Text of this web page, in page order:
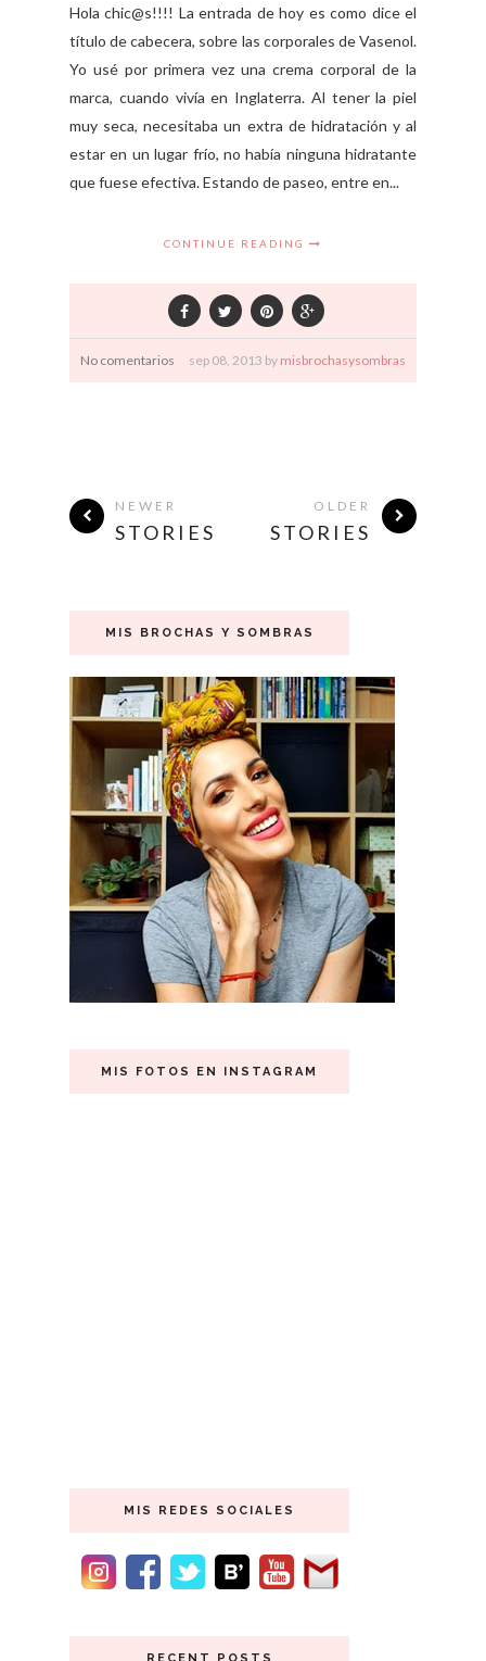
Hola chic@s!!!! La entrada de hoy es como dice el
título de cabecera, sobre las corporales de Vasenol.
Yo usé por primera vez una crema corporal de la
marca, cuando vivía en Inglaterra. Al tener la piel
muy seca, necesitaba un extra de hidratación y al
estar en un lugar frío, no había ninguna hidratante
que fuese efectiva. Estando de paseo, entre en...
CONTINUE READING
No comentarios sep 08, 2013 by misbrochasysombras
NEWER
STORIES
OLDER
STORIES
MIS BROCHAS Y SOMBRAS
MIS FOTOS EN INSTAGRAM
MIS REDES SOCIALES
RECENT POSTS